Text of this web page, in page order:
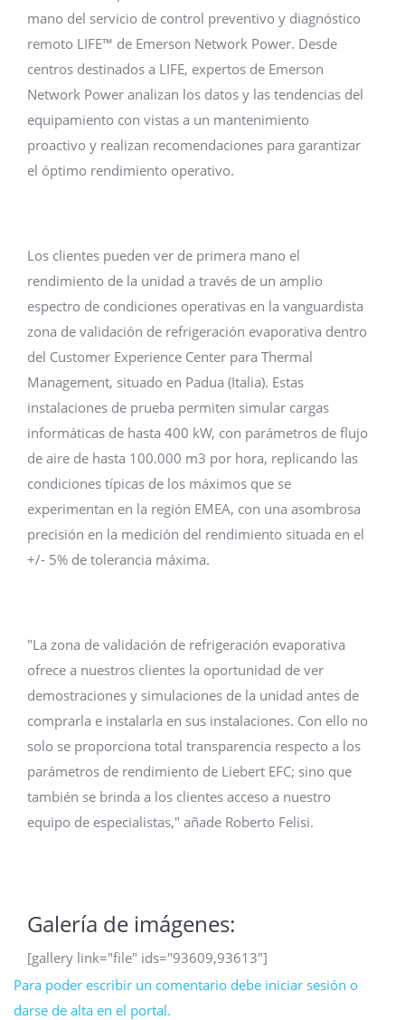
mano del servicio de control preventivo y diagnóstico
remoto LIFE™ de Emerson Network Power. Desde
centros destinados a LIFE, expertos de Emerson
Network Power analizan los datos y las tendencias del
equipamiento con vistas a un mantenimiento
proactivo y realizan recomendaciones para garantizar
el óptimo rendimiento operativo.
Los clientes pueden ver de primera mano el
rendimiento de la unidad a través de un amplio
espectro de condiciones operativas en la vanguardista
zona de validación de refrigeración evaporativa dentro
del Customer Experience Center para Thermal
Management, situado en Padua (Italia). Estas
instalaciones de prueba permiten simular cargas
informáticas de hasta 400 kW, con parámetros de flujo
de aire de hasta 100.000 m3 por hora, replicando las
condiciones típicas de los máximos que se
experimentan en la región EMEA, con una asombrosa
precisión en la medición del rendimiento situada en el
+/- 5% de tolerancia máxima.
"La zona de validación de refrigeración evaporativa
ofrece a nuestros clientes la oportunidad de ver
demostraciones y simulaciones de la unidad antes de
comprarla e instalarla en sus instalaciones. Con ello no
solo se proporciona total transparencia respecto a los
parámetros de rendimiento de Liebert EFC; sino que
también se brinda a los clientes acceso a nuestro
equipo de especialistas," añade Roberto Felisi.
Galería de imágenes:
[gallery link="file" ids="93609,93613"]
Para poder escribir un comentario debe iniciar sesión o
darse de alta en el portal.